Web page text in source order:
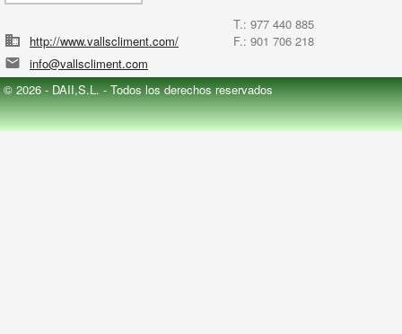
T.: 977 440 885
F.: 901 706 218
http://www.vallscliment.com/
info@vallscliment.com
© 2026 - DAII,S.L. - Todos los derechos reservados